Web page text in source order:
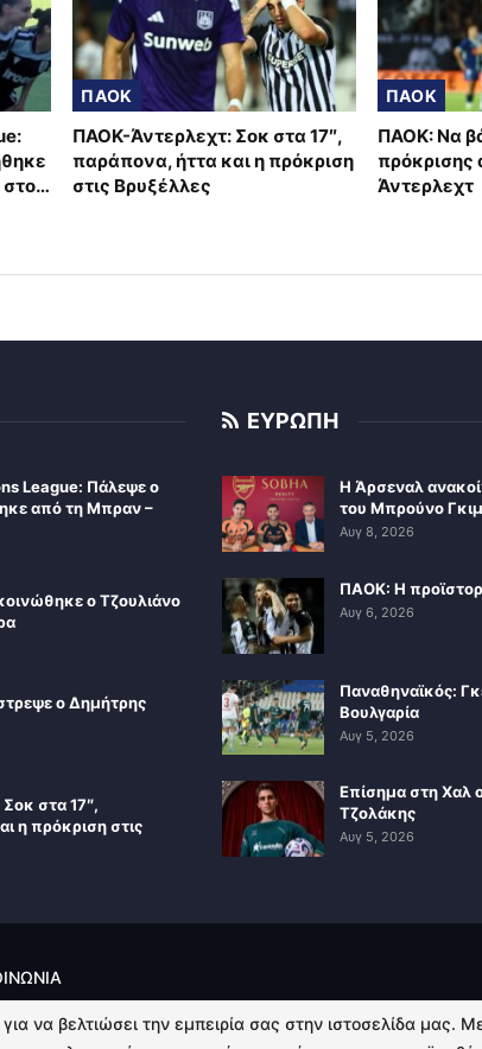
στο…
ΠΑΟΚ
ΠΑΟΚ-Άντερλεχτ: Σοκ στα 17″,
παράπονα, ήττα και η πρόκριση
στις Βρυξέλλες
ΠΑΟΚ
ΠΑΟΚ: Να
πρόκρισης
Άντερλεχτ
League: Πάλεψε ο
από τη Μπραν –
ο Τζουλιάνο
ο Δημήτρης
στα 17″,
η πρόκριση στις
ΕΥΡΩΠΗ
Η Άρσεναλ
του Μπρούνο
Αυγ 8, 2026
ΠΑΟΚ: Η
Αυγ 6, 2026
Παναθηναϊκός:
Βουλγαρία
Αυγ 5, 2026
Επίσημα στη Χαλ
Τζολάκης
Αυγ 5, 2026
να βελτιώσει την εμπειρία σας στην ιστοσελίδα